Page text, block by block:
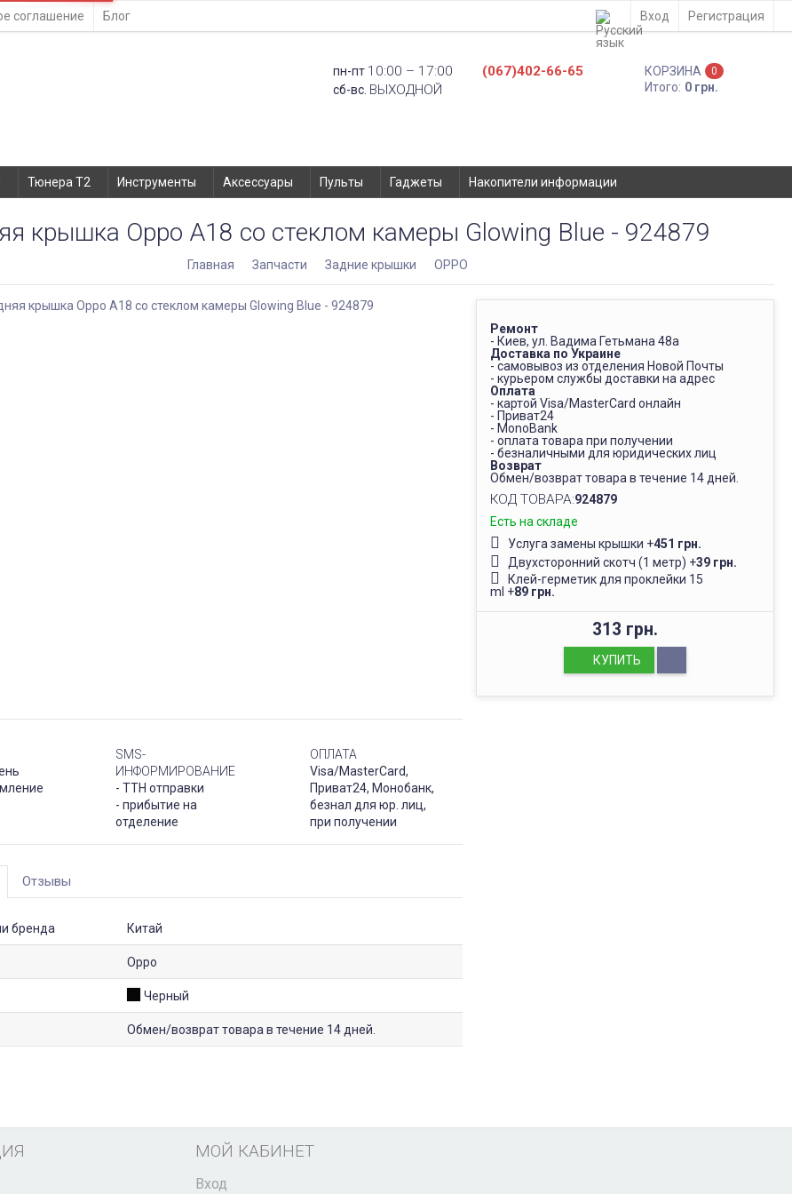
соглашение Блог Вход Регистрация
пн-пт 10:00 – 17:00
сб-вс. ВЫХОДНОЙ
(067)402-66-65 КОРЗИНА 0
Итого: 0 грн.
Тюнера T2 Инструменты Аксессуары Пульты Гаджеты Накопители информации
крышка Oppo A18 со стеклом камеры Glowing Blue - 924879
Главная Запчасти Задние крышки OPPO
Ремонт
- Киев, ул. Вадима Гетьмана 48а
Доставка по Украине
- самовывоз из отделения Новой Почты
- курьером службы доставки на адрес
Оплата
- картой Visa/MasterCard онлайн
- Приват24
- MonoBank
- оплата товара при получении
- безналичными для юридических лиц
Возврат
Обмен/возврат товара в течение 14 дней.
КОД ТОВАРА:924879
Есть на складе
Услуга замены крышки +451 грн.
Двухсторонний скотч (1 метр) +39 грн.
Клей-герметик для проклейки 15
ml +89 грн.
313 грн.
КУПИТЬ
SMS-
ИНФОРМИРОВАНИЕ
- ТТН отправки
- прибытие на
отделение
ОПЛАТА
Visa/MasterCard,
Приват24, Монобанк,
безнал для юр. лиц,
при получении
Отзывы
бренда Китай
Oppo
Черный
Обмен/возврат товара в течение 14 дней.
МОЙ КАБИНЕТ
Вход